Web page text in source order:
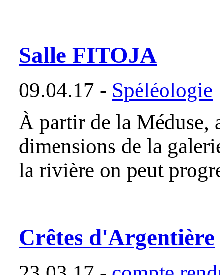
Salle FITOJA
09.04.17 - Spéléologie
À partir de la Méduse,
dimensions de la
la rivière on peut
Crêtes d'Argentière